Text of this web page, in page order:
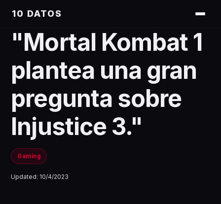
10 DATOS
"Mortal Kombat 1
plantea una gran
pregunta sobre
Injustice 3."
Gaming
Updated: 10/4/2023